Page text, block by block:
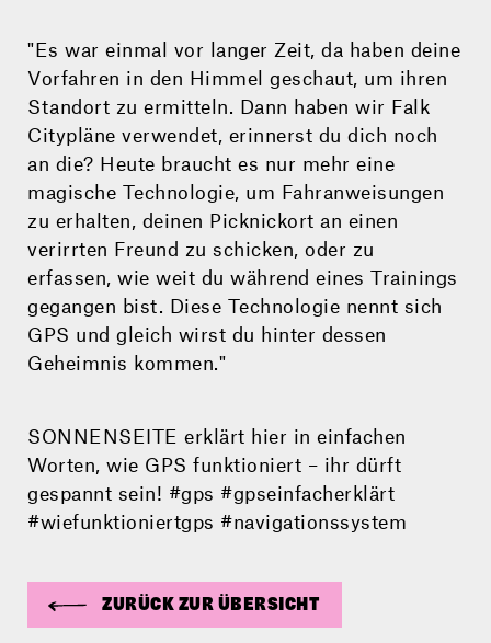
"Es war einmal vor langer Zeit, da haben deine
Vorfahren in den Himmel geschaut, um ihren
Standort zu ermitteln. Dann haben wir Falk
Citypläne verwendet, erinnerst du dich noch
an die? Heute braucht es nur mehr eine
magische Technologie, um Fahranweisungen
zu erhalten, deinen Picknickort an einen
verirrten Freund zu schicken, oder zu
erfassen, wie weit du während eines Trainings
gegangen bist. Diese Technologie nennt sich
GPS und gleich wirst du hinter dessen
Geheimnis kommen."
SONNENSEITE erklärt hier in einfachen
Worten, wie GPS funktioniert – ihr dürft
gespannt sein! #gps #gpseinfacherklärt
#wiefunktioniertgps #navigationssystem
ZURÜCK ZUR ÜBERSICHT